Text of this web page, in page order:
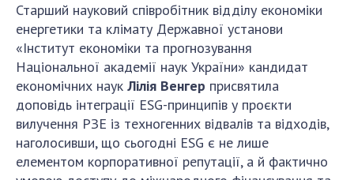
Старший науковий співробітник відділу економіки
енергетики та клімату Державної установи
«Інститут економіки та прогнозування
Національної академії наук України» кандидат
економічних наук Лілія Венгер присвятила
доповідь інтеграції ESG-принципів у проєкти
вилучення РЗЕ із техногенних відвалів та відходів,
наголосивши, що сьогодні ESG є не лише
елементом корпоративної репутації, а й фактично